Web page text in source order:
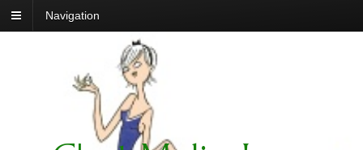
Navigation